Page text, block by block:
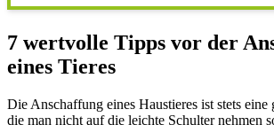
7 wertvolle Tipps vor der
eines Tieres
Die Anschaffung eines Haustieres ist stets eine
die man nicht auf die leichte Schulter nehmen